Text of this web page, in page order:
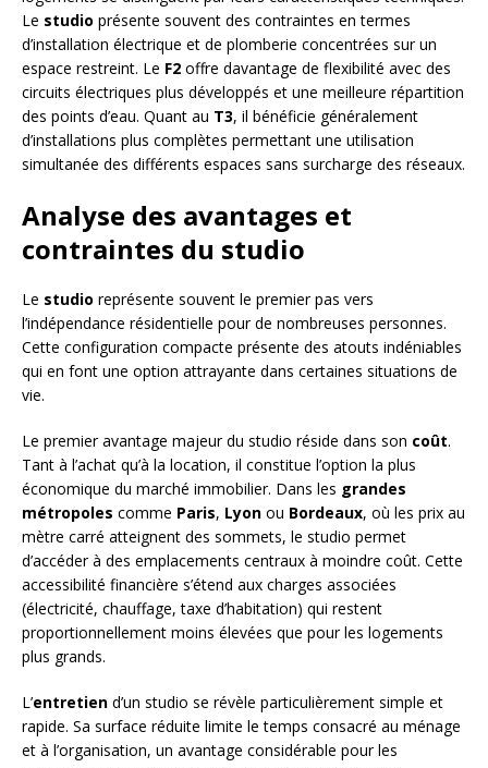
Le studio présente souvent des contraintes en termes
d’installation électrique et de plomberie concentrées sur un
espace restreint. Le F2 offre davantage de flexibilité avec des
circuits électriques plus développés et une meilleure répartition
des points d’eau. Quant au T3, il bénéficie généralement
d’installations plus complètes permettant une utilisation
simultanée des différents espaces sans surcharge des réseaux.
Analyse des avantages et
contraintes du studio
Le studio représente souvent le premier pas vers
l’indépendance résidentielle pour de nombreuses personnes.
Cette configuration compacte présente des atouts indéniables
qui en font une option attrayante dans certaines situations de
vie.
Le premier avantage majeur du studio réside dans son coût.
Tant à l’achat qu’à la location, il constitue l’option la plus
économique du marché immobilier. Dans les grandes
métropoles comme Paris, Lyon ou Bordeaux, où les prix au
mètre carré atteignent des sommets, le studio permet
d’accéder à des emplacements centraux à moindre coût. Cette
accessibilité financière s’étend aux charges associées
(électricité, chauffage, taxe d’habitation) qui restent
proportionnellement moins élevées que pour les logements
plus grands.
L’entretien d’un studio se révèle particulièrement simple et
rapide. Sa surface réduite limite le temps consacré au ménage
et à l’organisation, un avantage considérable pour les